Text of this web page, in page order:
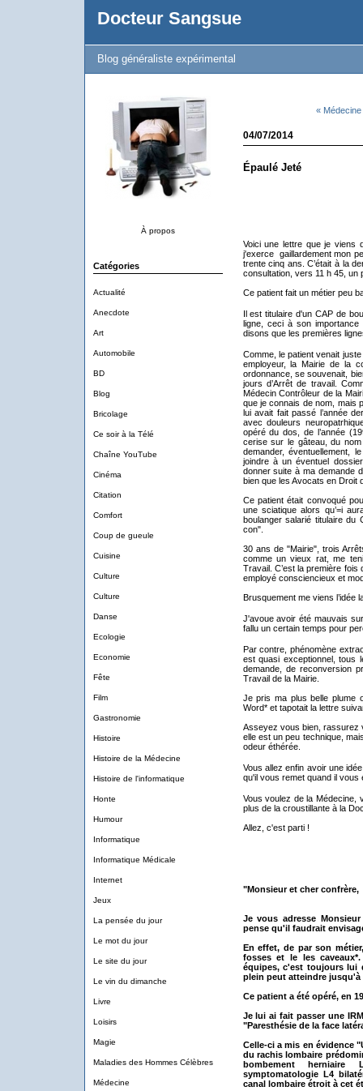
Docteur Sangsue
Blog généraliste expérimental
À propos
Catégories
Actualité
Anecdote
Art
Automobile
BD
Blog
Bricolage
Ce soir à la Télé
Chaîne YouTube
Cinéma
Citation
Comfort
Coup de gueule
Cuisine
Culture
Culture
Danse
Ecologie
Economie
Fête
Film
Gastronomie
Histoire
Histoire de la Médecine
Histoire de l'informatique
Honte
Humour
Informatique
Informatique Médicale
Internet
Jeux
La pensée du jour
Le mot du jour
Le site du jour
Le vin du dimanche
Livre
Loisirs
Magie
Maladies des Hommes Célèbres
Médecine
«
04/07/2014
Épaulé Jeté
Voici une lettre que je viens
j'exerce gaillardement mon
trente cinq ans. C’était à la
consultation, vers 11 h 45, un
Ce patient fait un métier peu
Il est titulaire d'un CAP de
ligne, ceci à son importance
disons que les premières
Comme, le patient venait
employeur, la Mairie de la
ordonnance, se souvenait,
jours d’Arrêt de travail.
Médecin Contrôleur de la
que je connais de nom, mais
lui avait fait passé l’année
avec douleurs
opéré du dos, de l’année
cerise sur le gâteau, du
demander, éventuellement,
joindre à un éventuel
donner suite à ma demande
bien que les Avocats en Droit
Ce patient était convoqué
une sciatique alors qu’=i
boulanger salarié titulaire
con".
30 ans de "Mairie", trois
comme un vieux rat, me
Travail. C’est la première fois
employé consciencieux et
Brusquement me viens l’idée
J'avoue avoir été mauvais
fallu un certain temps pour
Par contre, phénomène
est quasi exceptionnel, tous
demande, de reconversion
Travail de la Mairie.
Je pris ma plus belle plume
Word* et tapotait la lettre
Asseyez vous bien, rassurez
elle est un peu technique,
odeur éthérée.
Vous allez enfin avoir une
qu'il vous remet quand il vous
Vous voulez de la Médecine,
plus de la croustillante à la
Allez, c'est parti !
"Monsieur et cher confrère,
Je vous adresse
pense qu'il faudrait
En effet, de par son
fosses et le les
équipes, c'est toujours lui
plein peut atteindre jusqu'à
Ce patient a été opéré, en
Je lui ai fait passer une
"Paresthésie de la face
Celle-ci a mis en évidence
du rachis lombaire
bombement
symptomatologie L4
canal lombaire étroit à cet